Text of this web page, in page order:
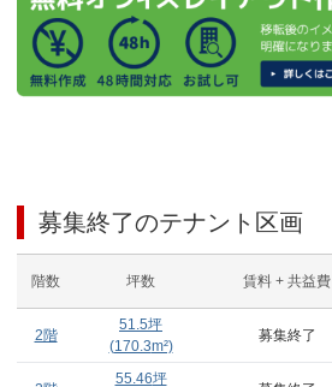
募集終了のテナント区画
階数 坪数 賃料 + 共益費
2階
51.5坪
(170.3m²)
募集終了
55.46坪